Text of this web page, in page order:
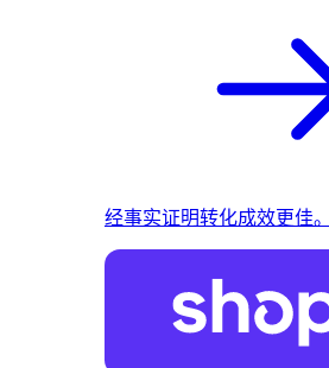
经事实证明转化成效更佳。